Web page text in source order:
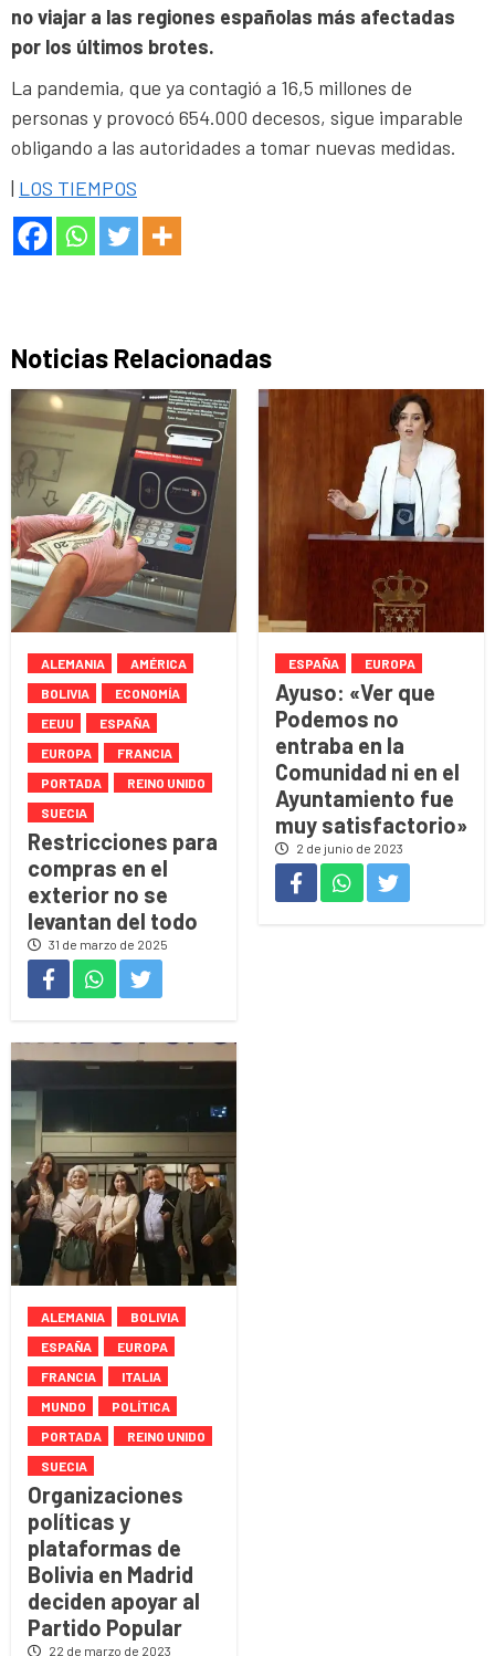
no viajar a las regiones españolas más afectadas
por los últimos brotes.
La pandemia, que ya contagió a 16,5 millones de
personas y provocó 654.000 decesos, sigue imparable
obligando a las autoridades a tomar nuevas medidas.
| LOS TIEMPOS
Noticias Relacionadas
ALEMANIA
AMÉRICA
BOLIVIA
ECONOMÍA
EEUU
ESPAÑA
EUROPA
FRANCIA
PORTADA
REINO UNIDO
SUECIA
Restricciones para
compras en el
exterior no se
levantan del todo
31 de marzo de 2025
ESPAÑA EUROPA
Ayuso: «Ver que
Podemos no
entraba en la
Comunidad ni en el
Ayuntamiento fue
muy satisfactorio»
2 de junio de 2023
ALEMANIA
BOLIVIA
ESPAÑA
EUROPA
FRANCIA
ITALIA
MUNDO
POLÍTICA
PORTADA
REINO UNIDO
SUECIA
Organizaciones
políticas y
plataformas de
Bolivia en Madrid
deciden apoyar al
Partido Popular
22 de marzo de 2023